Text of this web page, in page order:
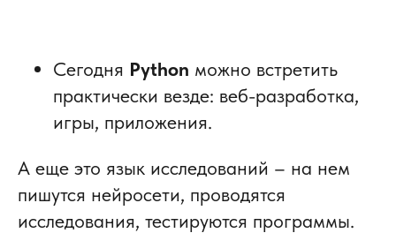
Сегодня Python можно встретить
практически везде: веб-разработка,
игры, приложения.
А еще это язык исследований – на нем
пишутся нейросети, проводятся
исследования, тестируются программы.